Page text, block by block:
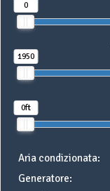
0
1950
0ft
Aria condizionata:
Generatore: